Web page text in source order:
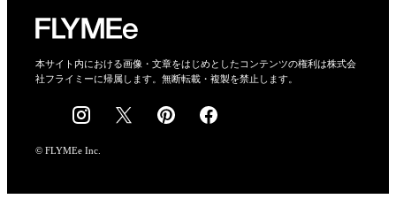
会社概要
採用情報
本サイト内における画像・文章をはじめとしたコンテンツの権利は株式会
社フライミーに帰属します。無断転載・複製を禁止します。
© FLYMEe Inc.